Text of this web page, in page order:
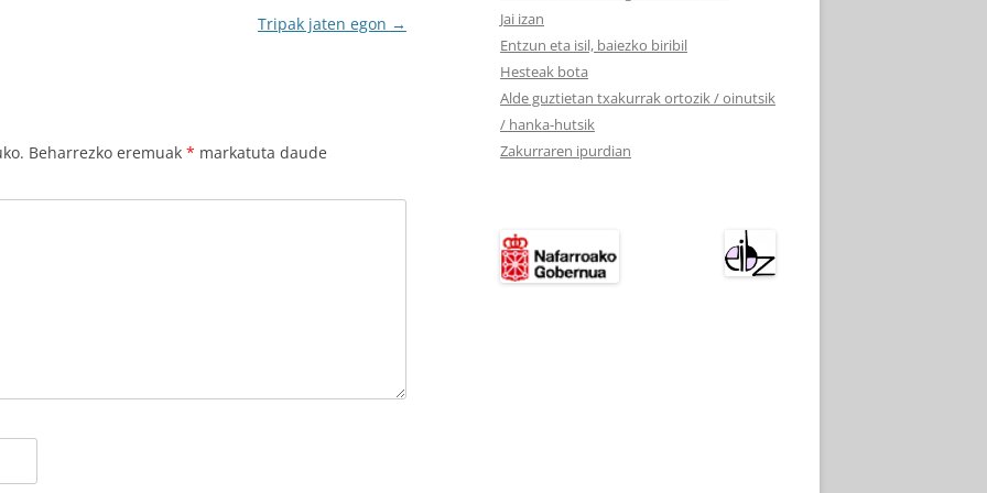
Tripak jaten egon →
Beharrezko eremuak * markatuta daude
Jai izan
Entzun eta isil, baiezko biribil
Hesteak bota
Alde guztietan txakurrak ortozik / oinutsik
/ hanka-hutsik
Zakurraren ipurdian